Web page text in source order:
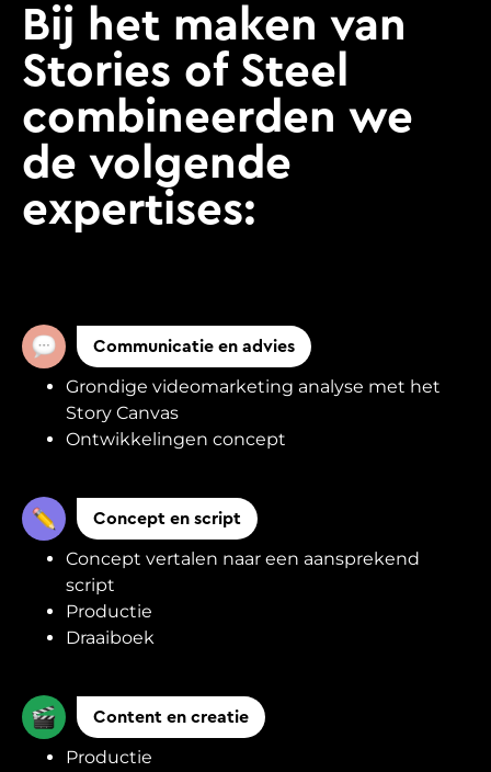
Bij het maken van
Stories of Steel
combineerden we
de volgende
expertises:
Communicatie en advies
Grondige videomarketing analyse met het
Story Canvas
Ontwikkelingen concept
Concept en script
Concept vertalen naar een aansprekend
script
Productie
Draaiboek
Content en creatie
Productie